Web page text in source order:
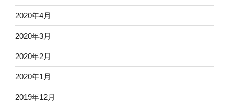
2020年4月
2020年3月
2020年2月
2020年1月
2019年12月